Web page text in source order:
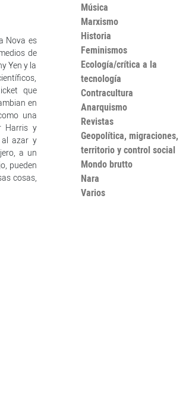
Nova es
de
Yen y la
que
en
una
Harris y
al azar y
a un
pueden
cosas,
Música
Marxismo
Historia
Feminismos
Ecología/crítica a la
tecnología
Contracultura
Anarquismo
Revistas
Geopolítica, migraciones,
territorio y control social
Mondo brutto
Nara
Varios